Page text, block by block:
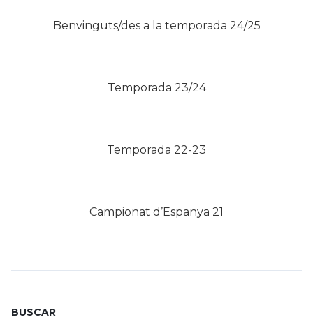
Benvinguts/des a la temporada 24/25
Temporada 23/24
Temporada 22-23
Campionat d’Espanya 21
BUSCAR